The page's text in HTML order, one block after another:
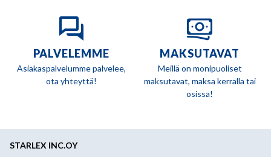
PALVELEMME
Asiakaspalvelumme palvelee,
ota yhteyttä!
MAKSUTAVAT
Meillä on monipuoliset
maksutavat, maksa kerralla tai
osissa!
STARLEX INC.OY